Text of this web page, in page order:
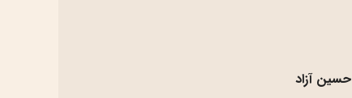
حسین آزاد